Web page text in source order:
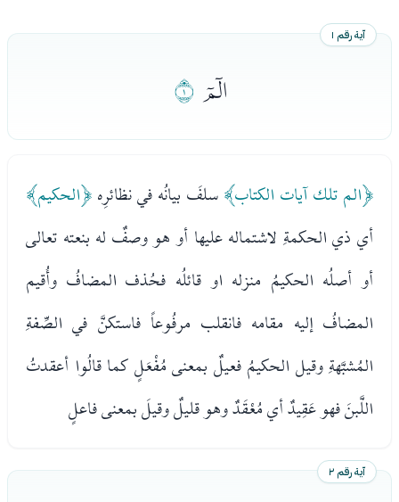
آية رقم ١
ﭑ ﭒ
﴿الم تلك آيات الكتاب﴾سلفَ بيانُه في نظائرِه﴿الحكيم﴾
أي ذي الحكمةِ لاشتماله عليها أو هو وصفٌ له بنعته تعالى
أو أصلُه الحكيمُ منزله او قائلُه فحُذف المضافُ وأُقيم
المضافُ إليه مقامه فانقلب مرفُوعاً فاستكنَّ في الصِّفةِ
المُشبَّهةِ وقيل الحكيمُ فعيلٌ بمعنى مُفْعَلٍ كما قالُوا أعقدتُ
اللَّبنَ فهو عَقِيدٌ أي مُعْقَدٌ وهو قليلٌ وقيلَ بمعنى فاعلٍ
آية رقم ٢